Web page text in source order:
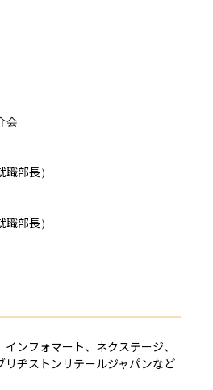
会
部長）
部長）
ンフォマート、ネクステージ、
リヂストンリテールジャパンなど